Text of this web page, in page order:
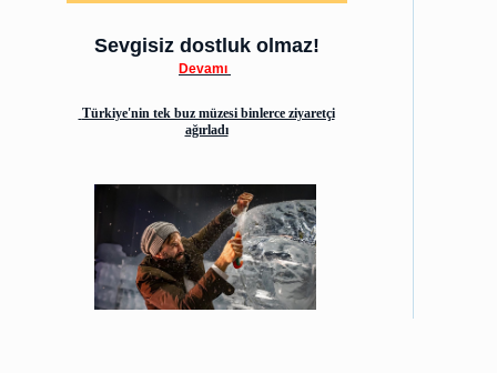
Sevgisiz dostluk olmaz!
Devamı
Türkiye'nin tek buz müzesi binlerce ziyaretçi
ağırladı